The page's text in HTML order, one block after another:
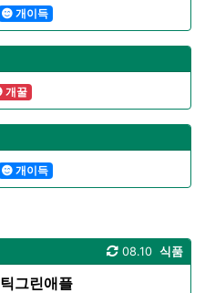
개이득
개꿀
개이득
식품
08.10
그린애플